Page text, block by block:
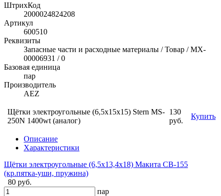
ШтрихКод
2000024824208
Артикул
600510
Реквизиты
Запасные части и расходные материалы / Товар / MX-
00006931 / 0
Базовая единица
пар
Производитель
AEZ
Щётки электроугольные (6,5х15х15) Stern MS-
250N 1400wt (аналог)
130
руб.
Купить
Описание
Характеристики
Щётки электроугольные (6,5х13,4х18) Макита CB-155
(кр.пятка-уши, пружина)
80 руб.
пар